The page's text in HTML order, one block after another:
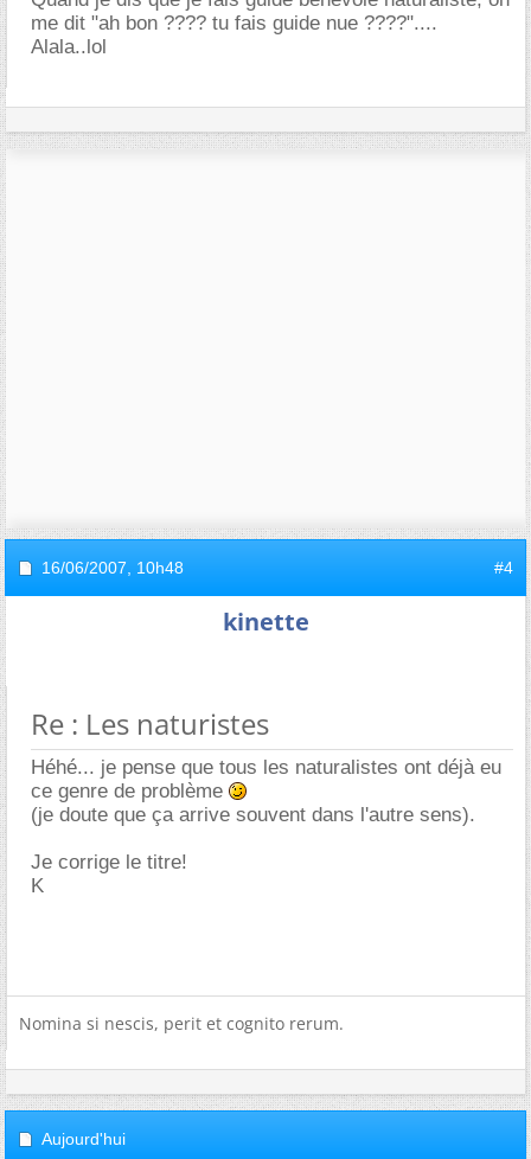
me dit "ah bon ???? tu fais guide nue ????"....
Alala..lol
16/06/2007, 10h48 #4
kinette
Re : Les naturistes
Héhé... je pense que tous les naturalistes ont déjà eu
ce genre de problème
(je doute que ça arrive souvent dans l'autre sens).
Je corrige le titre!
K
Nomina si nescis, perit et cognito rerum.
Aujourd'hui